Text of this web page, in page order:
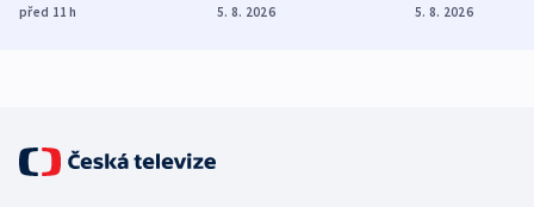
různých zemí
před 11h
dohodu o
5. 8. 2026
Bojovali na
5. 8. 2026